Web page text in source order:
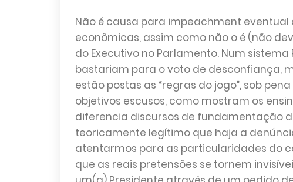
Não é causa para impeachment
econômicas, assim como não o é (não
do Executivo no Parlamento. Num
bastariam para o voto de desconfiança,
estão postas as “regras do jogo”, sob
objetivos escusos, como mostram os
diferencia discursos de fundamentação
teoricamente legítimo que haja a
atentarmos para as particularidades do
que as reais pretensões se tornem